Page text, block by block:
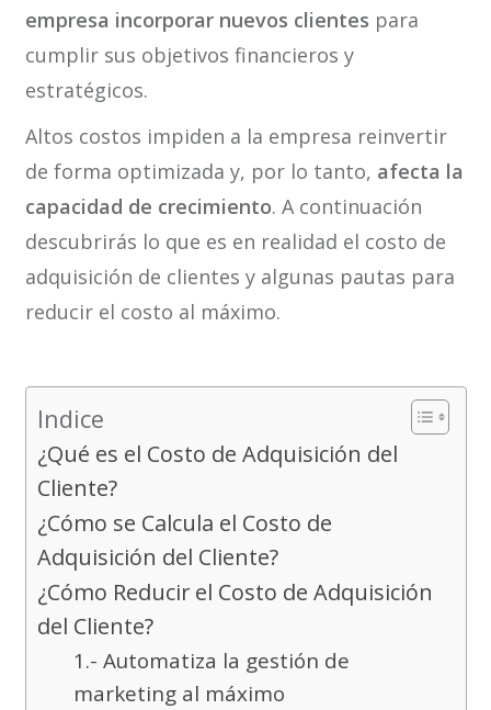
empresa incorporar nuevos clientes para
cumplir sus objetivos financieros y
estratégicos.
Altos costos impiden a la empresa reinvertir
de forma optimizada y, por lo tanto, afecta la
capacidad de crecimiento. A continuación
descubrirás lo que es en realidad el costo de
adquisición de clientes y algunas pautas para
reducir el costo al máximo.
Indice
¿Qué es el Costo de Adquisición del
Cliente?
¿Cómo se Calcula el Costo de
Adquisición del Cliente?
¿Cómo Reducir el Costo de Adquisición
del Cliente?
1.- Automatiza la gestión de
marketing al máximo